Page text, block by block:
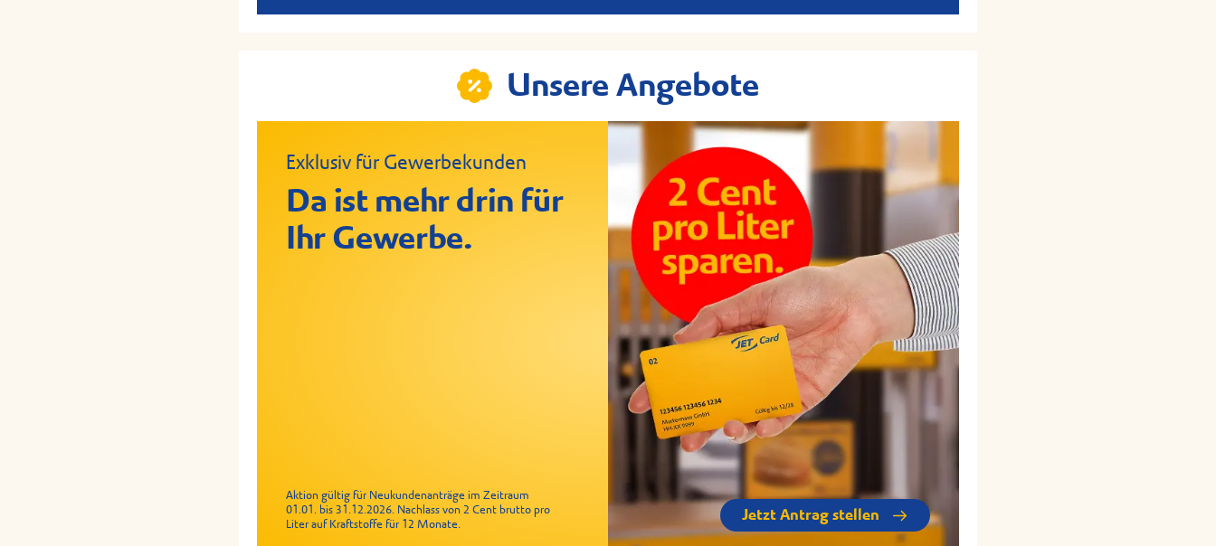
Unsere Angebote
Exklusiv für Gewerbekunden
Da ist mehr drin für
Ihr Gewerbe.
Aktion gültig für Neukundenanträge im Zeitraum
01.01. bis 31.12.2026. Nachlass von 2 Cent brutto pro
Liter auf Kraftstoffe für 12 Monate.
Jetzt Antrag stellen
Crispy Chicken Baguette
Geflügelrolle
Meal Deal
Snack für 2,99 €, Getränk für 1 € – nur im Kombi-Deal.